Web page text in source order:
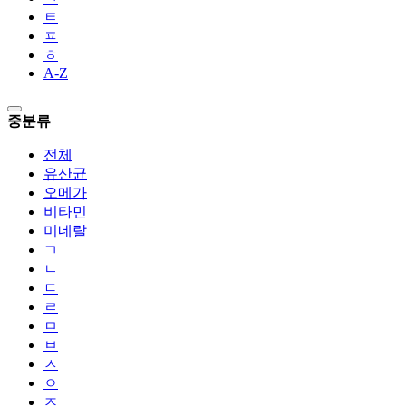
ㅌ
ㅍ
ㅎ
A-Z
중분류
전체
유산균
오메가
비타민
미네랄
ㄱ
ㄴ
ㄷ
ㄹ
ㅁ
ㅂ
ㅅ
ㅇ
ㅈ